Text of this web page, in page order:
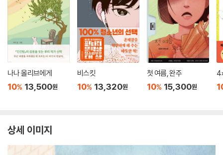
나나 올리브에게
10% 13,500원
비스킷
10% 13,320원
첫 여름, 완주
10% 15,300원
상세 이미지